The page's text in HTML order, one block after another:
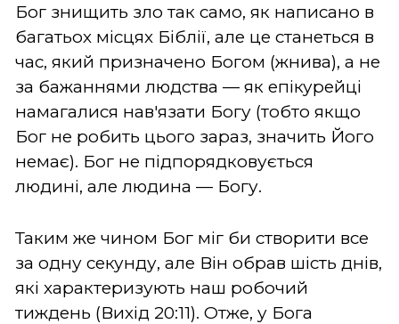
Бог знищить зло так само, як написано в
багатьох місцях Біблії, але це станеться в
час, який призначено Богом (жнива), а не
за бажаннями людства — як епікурейці
намагалися нав'язати Богу (тобто якщо
Бог не робить цього зараз, значить Його
немає). Бог не підпорядковується
людині, але людина — Богу.
Таким же чином Бог міг би створити все
за одну секунду, але Він обрав шість днів,
які характеризують наш робочий
тиждень (Вихід 20:11). Отже, у Бога